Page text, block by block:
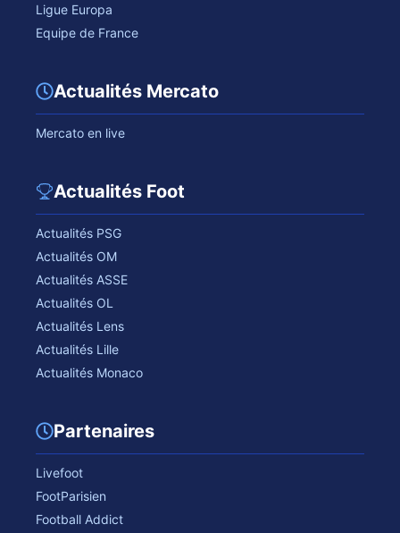
Ligue Europa
Equipe de France
Actualités Mercato
Mercato en live
Actualités Foot
Actualités PSG
Actualités OM
Actualités ASSE
Actualités OL
Actualités Lens
Actualités Lille
Actualités Monaco
Partenaires
Livefoot
FootParisien
Football Addict